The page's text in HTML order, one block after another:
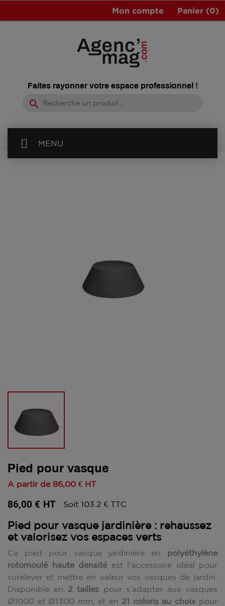
Panier (0)
Mon compte
Faites rayonner votre espace professionnel !
search
MENU
Pied pour vasque
A partir de 86,00 € HT
86,00 € HT Soit 103.2 € TTC
Pied pour vasque jardinière : rehaussez
et valorisez vos espaces verts
Ce pied pour vasque jardinière en polyéthylène
rotomoulé haute densité est l'accessoire idéal pour
surélever et mettre en valeur vos vasques de jardin.
Disponible en 2 tailles pour s'adapter aux vasques
Ø1000 et Ø1300 mm, et en 21 coloris au choixpour